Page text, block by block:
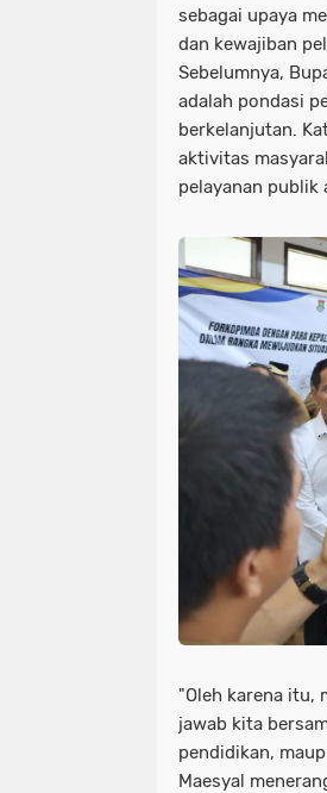
sebagai upaya
dan kewajiban
Sebelumnya,
adalah pondasi
berkelanjutan.
aktivitas
pelayanan publik
"Oleh karena itu,
jawab kita
pendidikan,
Maesyal